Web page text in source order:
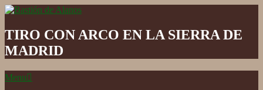
Skip
content
de
Alanos
TIRO CON ARCO EN LA SIERRA DE
MADRID
Secondary
Menu